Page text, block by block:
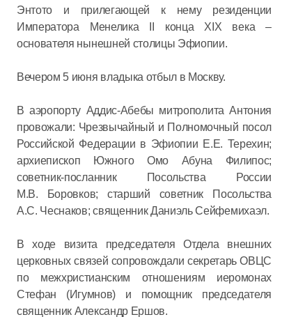
Энтото и прилегающей к нему резиденции
Императора Менелика II конца XIX века –
основателя нынешней столицы Эфиопии.
Вечером 5 июня владыка отбыл в Москву.
В аэропорту Аддис-Абебы митрополита Антония
провожали: Чрезвычайный и Полномочный посол
Российской Федерации в Эфиопии Е.Е. Терехин;
архиепископ Южного Омо Абуна Филипос;
советник-посланник Посольства России
М.В. Боровков; старший советник Посольства
А.С. Чеснаков; священник Даниэль Сейфемихаэл.
В ходе визита председателя Отдела внешних
церковных связей сопровождали секретарь ОВЦС
по межхристианским отношениям иеромонах
Стефан (Игумнов) и помощник председателя
священник Александр Ершов.